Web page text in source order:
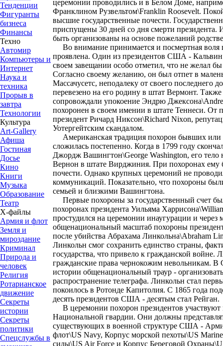
Тенденции
Фигуранты
бизнеса
Финансы
Техно
Автомир
Компьютеры и
Интернет
Наука и
техника
Прорыв в
завтра
Технологии
Культура
Art-Gallery
Афиша
Гостиная
Досье
Кино
Книги
Музыка
Образование
Театр
Х-файлы
Армия и флот
Земля и
мироздание
Криминал
Природа и
человек
Религия
Ротарианское
движение
Секреты
истории
Секреты
политики
Спецслужбы в
церемонии проводились и в Белом Доме,
Франклином Рузвельтом\Franklin Roosevelt.
высшие государственные почести.
приспущены 30 дней со дня смерти
быть организованы на основе пожеланий
Во внимание принимается и посмертная воля
проявлена. Один из президентов США -
своем завещании особо отметил, что не желал
Согласно своему желанию, он был отпет в
Массачусетс, неподалеку от своего последнего
перевезено на его родину в штат Вермонт.
сопровождали упокоение Эндрю
похоронен в своем имении в штате Теннеси. От
президент Ричард Никсон\Richard Nixon,
Уотергейтским скандалом.
Американская традиция похорон бывших или
сложилась постепенно. Когда в 1799 году
Джордж Вашингтон\George Washington, его тело
Вернон в штате Вирджиния. При похоронах
почести. Однако крупных церемоний не
коммуникаций. Показательно, что похороны
семьей и близкими Вашингтона.
Первые похороны за государственный счет
похоронах президента Уильяма
простудился на церемонии инаугурации и через
общенациональный масштаб похороны
после убийства Абрахама Линкольна\Abraham
Линкольн смог сохранить единство страны,
государства, что привело к гражданской войне.
гражданские права чернокожим невольникам.
истории общенациональный траур -
распространение телеграфа. Линкольн стал
покоилось в Ротонде Капитолия. С 1865 года
десять президентов США - десятым стал Рейган.
В церемонии похорон президентов
Национальной гвардии. Они должны
существующих в военной структуре США -
флот\US Navy, Корпус морской пехоты\US
силы\US Air Force и Корпус Береговой